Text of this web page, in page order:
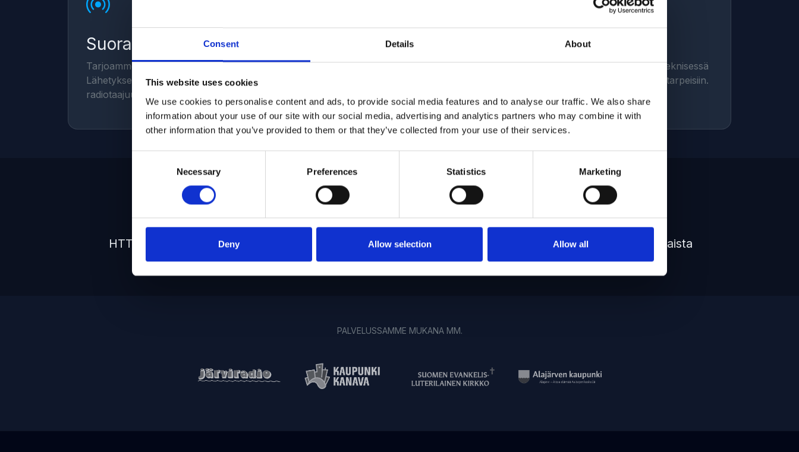
Consent Details About
This website uses cookies
We use cookies to personalise content and ads, to provide social media features and to analyse our traffic. We also share
information about your use of our site with our social media, advertising and analytics partners who may combine it with
other information that you’ve provided to them or that they’ve collected from your use of their services.
Necessary Preferences Statistics Marketing
Deny Allow selection Allow all
Suoratoistopalvelu
Tarjoamme suoratoistoratkaisut radiokanaville ja seurakunnille.
Lähetykset voidaan striimata suoraan internetiin tai yhteistyössä
radiotaajuuksille.
Autamme palvelun pystytyksessä, laitevalinnoissa ja teknisessä
toteutuksessa. Tarjoamme myös kalustoa väliaikaisiin tarpeisiin.
HTTPS / SSL Rajaton kaista
PALVELUSSAMME MUKANA MM.